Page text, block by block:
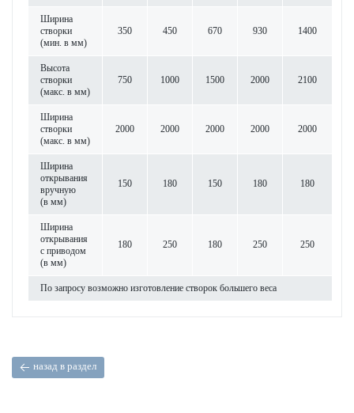
Ширина
створки
(мин. в мм)
350 450 670 930 1400
Высота
створки
(макс. в мм)
750 1000 1500 2000 2100
Ширина
створки
(макс. в мм)
2000 2000 2000 2000 2000
Ширина
открывания
вручную
(в мм)
150 180 150 180 180
Ширина
открывания
с приводом
(в мм)
180 250 180 250 250
По запросу возможно изготовление створок большего веса
назад в раздел